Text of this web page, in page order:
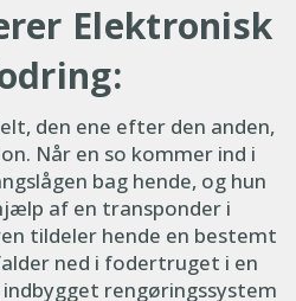
Elektronisk
den ene efter den anden,
Når en so kommer ind i
bag hende, og hun
af en transponder i
tildeler hende en bestemt
ned i fodertruget i en
rengøringssystem